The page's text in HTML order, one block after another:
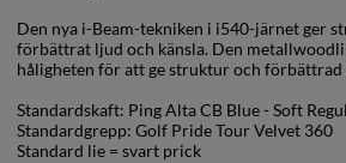
Den nya i-Beam-tekniken i i540-järnet
förbättrat ljud och känsla. Den
håligheten för att ge struktur och förbättrad
Standardskaft: Ping Alta CB Blue- Soft
Standardgrepp: Golf Pride Tour Velvet 360
Standard lie = svart prick